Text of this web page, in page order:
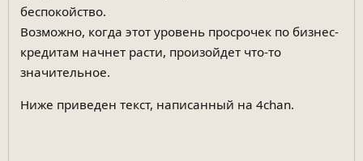
беспокойство.
Возможно, когда этот уровень просрочек по бизнес-
кредитам начнет расти, произойдет что-то
значительное.
Ниже приведен текст, написанный на 4chan.